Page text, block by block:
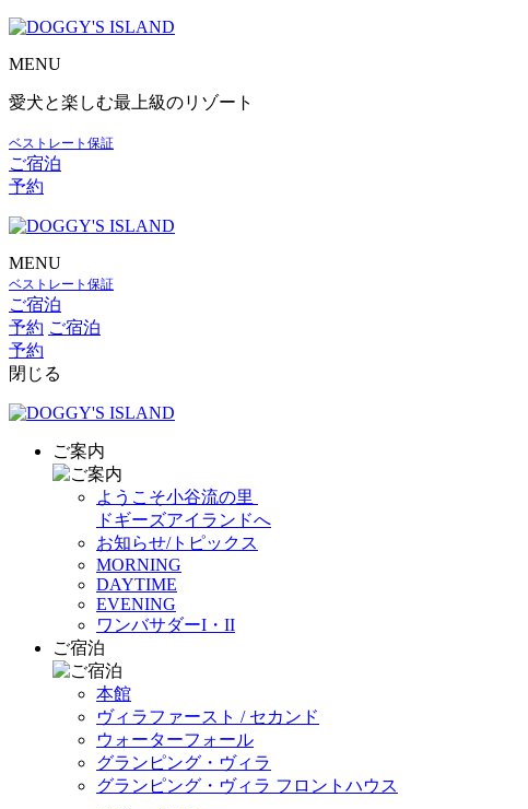
MENU
愛犬と楽しむ最上級のリゾート
ベストレート保証
ご宿泊
予約
MENU
ベストレート保証
ご宿泊
予約 ご宿泊
予約
閉じる
ご案内
ようこそ小谷流の里
ドギーズアイランドへ
お知らせ/トピックス
MORNING
DAYTIME
EVENING
ワンバサダーI・II
ご宿泊
本館
ヴィラファースト / セカンド
ウォーターフォール
グランピング・ヴィラ
グランピング・ヴィラ フロントハウス